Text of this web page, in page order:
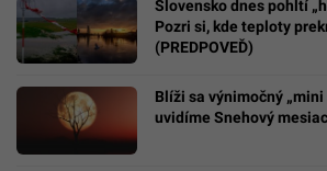
Slovensko dnes pohltí
Pozri si, kde teploty
(PREDPOVEĎ)
Blíži sa výnimočný „mini
uvidíme Snehový mesiac